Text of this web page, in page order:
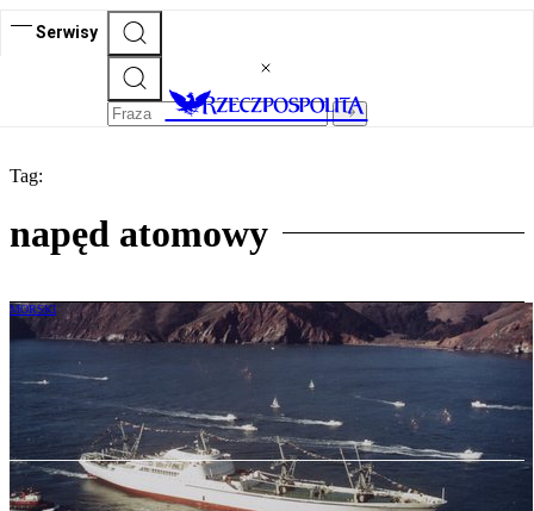
Serwisy
Tag:
napęd atomowy
MORSKI
Amerykanie wracają do atomowych
statków